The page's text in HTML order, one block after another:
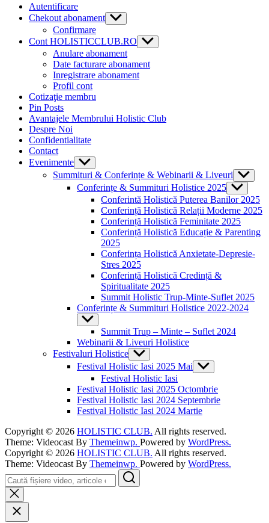
Autentificare
Chekout abonament Show
sub
Confirmare
Cont HOLISTICCLUB.RO Show
sub
Anulare abonament
Date facturare abonament
Inregistrare abonament
Profil cont
Cotizaţie membru
Pin Posts
Avantajele Membrului Holistic Club
Despre Noi
Confidentialitate
Contact
Evenimente Show
sub
menu
Summituri & Conferințe & Webinarii & Liveuri Show
sub
menu
Conferințe & Summituri Holistice 2025 Show
sub
menu
Conferintă Holistică Puterea Banilor 2025
Conferință Holistică Relații Moderne 2025
Conferință Holistică Feminitate 2025
Conferință Holistică Educație & Parenting
2025
Conferința Holistică Anxietate-Depresie-
Stres 2025
Conferință Holistică Credință &
Spiritualitate 2025
Summit Holistic Trup-Minte-Suflet 2025
Conferințe & Summituri Holistice 2022-2024
Show
sub
menu
Summit Trup – Minte – Suflet 2024
Webinarii & Liveuri Holistice
Festivaluri Holistice Show
sub
menu
Festival Holistic Iasi 2025 Mai Show
sub
menu
Festival Holistic Iasi
Festival Holistic Iasi 2025 Octombrie
Festival Holistic Iasi 2024 Septembrie
Festival Holistic Iasi 2024 Martie
Copyright © 2026 HOLISTIC CLUB. All rights reserved.
Theme: Videocast By Themeinwp. Powered by WordPress.
Copyright © 2026 HOLISTIC CLUB. All rights reserved.
Theme: Videocast By Themeinwp. Powered by WordPress.
Search